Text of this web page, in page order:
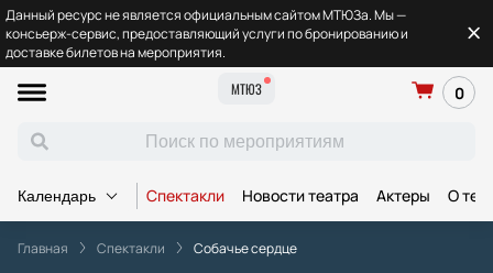
Данный ресурс не является официальным сайтом МТЮЗа. Мы —
консьерж-сервис, предоставляющий услуги по бронированию и
доставке билетов на мероприятия.
МТЮЗ
0
Календарь Спектакли Новости театра Актеры О
Главная Спектакли Собачье сердце